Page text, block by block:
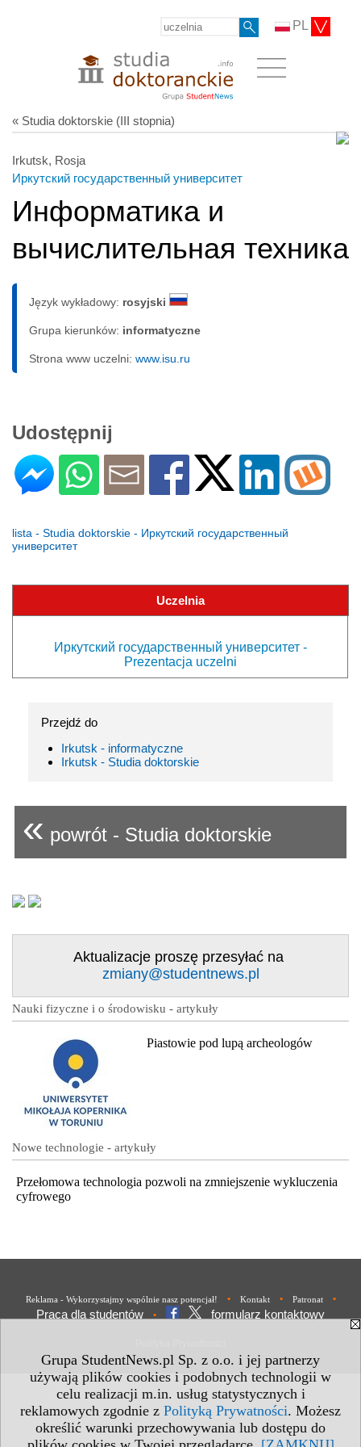
Grupa StudentNews.pl Sp. z o.o. i jej partnerzy
używają plików cookies i podobnych technologii w
celu realizacji m.in. usług statystycznych i
reklamowych zgodnie z Polityką Prywatności. Możesz
określić warunki przechowywania lub dostępu do
PL
« Studia doktorskie (III stopnia)
Irkutsk, Rosja
Иркутский государственный университет
Информатика и
вычислительная техника
Język wykładowy: rosyjski
Grupa kierunków: informatyczne
Strona www uczelni: www.isu.ru
Udostępnij
lista - Studia doktorskie - Иркутский государственный
университет
Uczelnia
Иркутский государственный университет -
Prezentacja uczelni
Przejdź do
Irkutsk - informatyczne
Irkutsk - Studia doktorskie
« powrót - Studia doktorskie
Aktualizacje proszę przesyłać na
zmiany@studentnews.pl
Nauki fizyczne i o środowisku - artykuły
Piastowie pod lupą archeologów
Nowe technologie - artykuły
Przełomowa technologia pozwoli na zmniejszenie wykluczenia
cyfrowego
Reklama - Wykorzystajmy wspólnie nasz potencjał! • Kontakt • Patronat •
Praca dla studentów • formularz kontaktowy